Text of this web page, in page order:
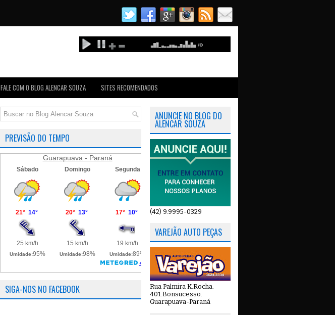
FALE COM O BLOG ALENCAR SOUZA SITES RECOMENDADOS
PREVISÃO DO TEMPO
Guarapuava - Paraná
SIGA-NOS NO FACEBOOK
ANUNCIE NO BLOG DO
ALENCAR SOUZA
(42) 9.9995-0329
VAREJÃO AUTO PEÇAS
Rua Palmira K.Rocha.
401.Bonsucesso.
Guarapuava-Paraná